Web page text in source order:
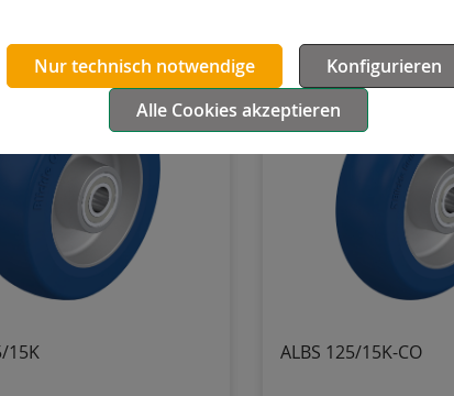
15K ALBS 125/15K-CO
Nur technisch notwendige
Konfigurieren
Alle Cookies akzeptieren